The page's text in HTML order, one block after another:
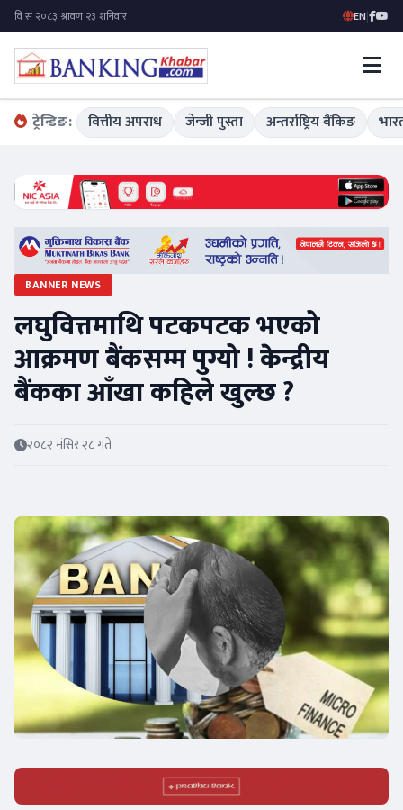
EN|
ट्रेन्डिङ: वित्तीय अपराध जेन्जी पुस्ता अन्तर्राष्ट्रिय बैंकिङ
BANNER NEWS
लघुवित्तमाथि पटकपटक भएको
आक्रमण बैंकसम्म पुग्यो ! केन्द्रीय
बैंकका आँखा कहिले खुल्छ ?
२०८२ मंसिर २८ गते